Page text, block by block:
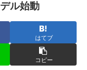
ル始動
はてブ
コピー